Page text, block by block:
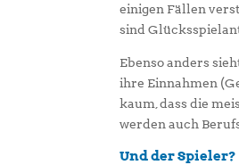
einigen Fällen
sind
Ebenso anders
ihre Einnahmen
kaum, dass die
werden auch
Und der Spieler?